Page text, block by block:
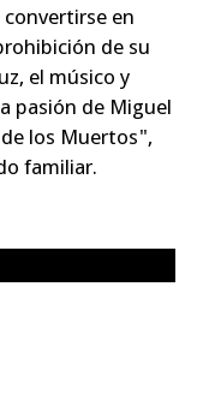
en
de su
el músico y
pasión de Miguel
los Muertos",
familiar.